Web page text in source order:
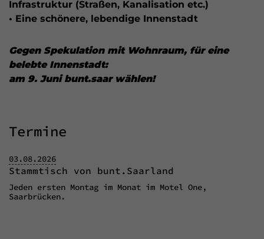
Infrastruktur (Straßen, Kanalisation etc.)
• Eine schönere, lebendige Innenstadt
Gegen Spekulation mit Wohnraum, für eine
belebte Innenstadt:
am 9. Juni bunt.saar wählen!
Termine
03.08.2026
Stammtisch von bunt.Saarland
Jeden ersten Montag im Monat im Motel One,
Saarbrücken.